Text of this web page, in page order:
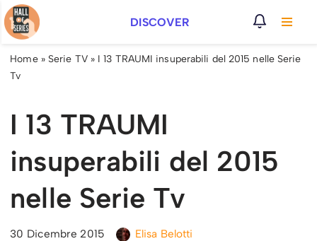
Vai
al
contenuto
DISCOVER
Home» Serie TV» I 13 TRAUMI insuperabili del 2015 nelle Serie
Tv
I 13 TRAUMI
insuperabili del 2015
nelle Serie Tv
30 Dicembre 2015 Elisa Belotti